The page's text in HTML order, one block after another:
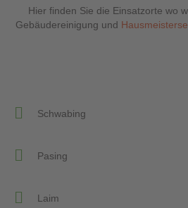
Hier finden Sie die Einsatzorte wo
Gebäudereinigung und
Schwabing
Pasing
Laim